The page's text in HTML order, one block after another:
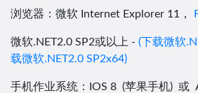
浏览器：微软 Internet Explorer 11，
微软.NET2.0 SP2或以上 - (下载微软
载微软.NET2.0 SP2x64)
手机作业系统：IOS 8 (苹果手机) 或